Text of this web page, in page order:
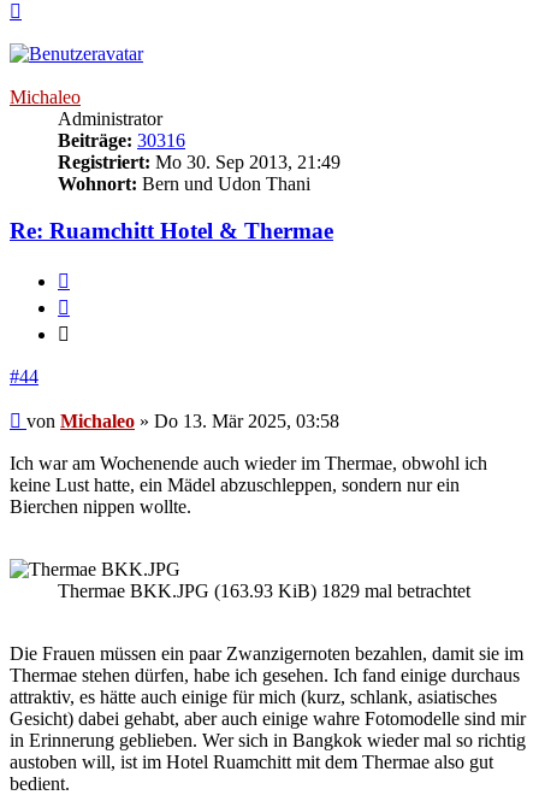
Michaleo
Administrator
Beiträge: 30316
Registriert: Mo 30. Sep 2013, 21:49
Wohnort: Bern und Udon Thani
Re: Ruamchitt Hotel & Thermae
#44
Beitrag
von Michaleo » Do 13. Mär 2025, 03:58
Ich war am Wochenende auch wieder im Thermae, obwohl ich
keine Lust hatte, ein Mädel abzuschleppen, sondern nur ein
Bierchen nippen wollte.
Thermae BKK.JPG (163.93 KiB) 1829 mal betrachtet
Die Frauen müssen ein paar Zwanzigernoten bezahlen, damit sie im
Thermae stehen dürfen, habe ich gesehen. Ich fand einige durchaus
attraktiv, es hätte auch einige für mich (kurz, schlank, asiatisches
Gesicht) dabei gehabt, aber auch einige wahre Fotomodelle sind mir
in Erinnerung geblieben. Wer sich in Bangkok wieder mal so richtig
austoben will, ist im Hotel Ruamchitt mit dem Thermae also gut
bedient.